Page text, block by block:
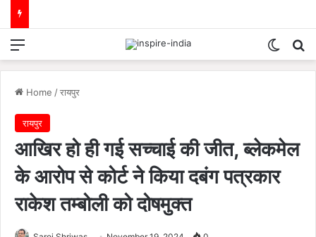
Menu
Home /रायपुर
रायपुर
आखिर हो ही गई सच्चाई की जीत, ब्लेकमेल
के आरोप से कोर्ट ने किया दबंग पत्रकार
राकेश तम्बोली को दोषमुक्त